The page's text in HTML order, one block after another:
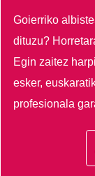
Goierriko
dituzu?
Egin zaitez
esker,
profesionala